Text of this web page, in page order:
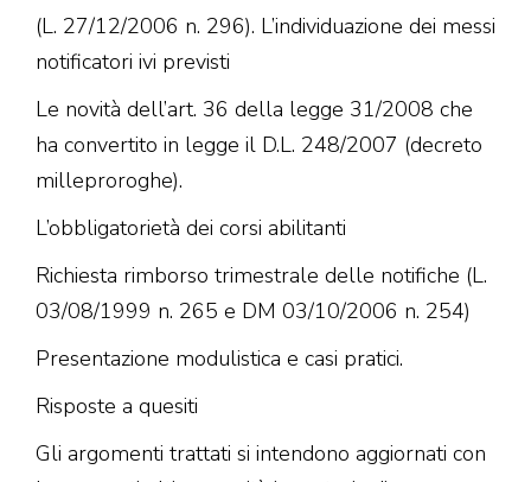
(L. 27/12/2006 n. 296). L’individuazione dei messi
notificatori ivi previsti
Le novità dell’art. 36 della legge 31/2008 che
ha convertito in legge il D.L. 248/2007 (decreto
milleproroghe).
L’obbligatorietà dei corsi abilitanti
Richiesta rimborso trimestrale delle notifiche (L.
03/08/1999 n. 265 e DM 03/10/2006 n. 254)
Presentazione modulistica e casi pratici.
Risposte a quesiti
Gli argomenti trattati si intendono aggiornati con